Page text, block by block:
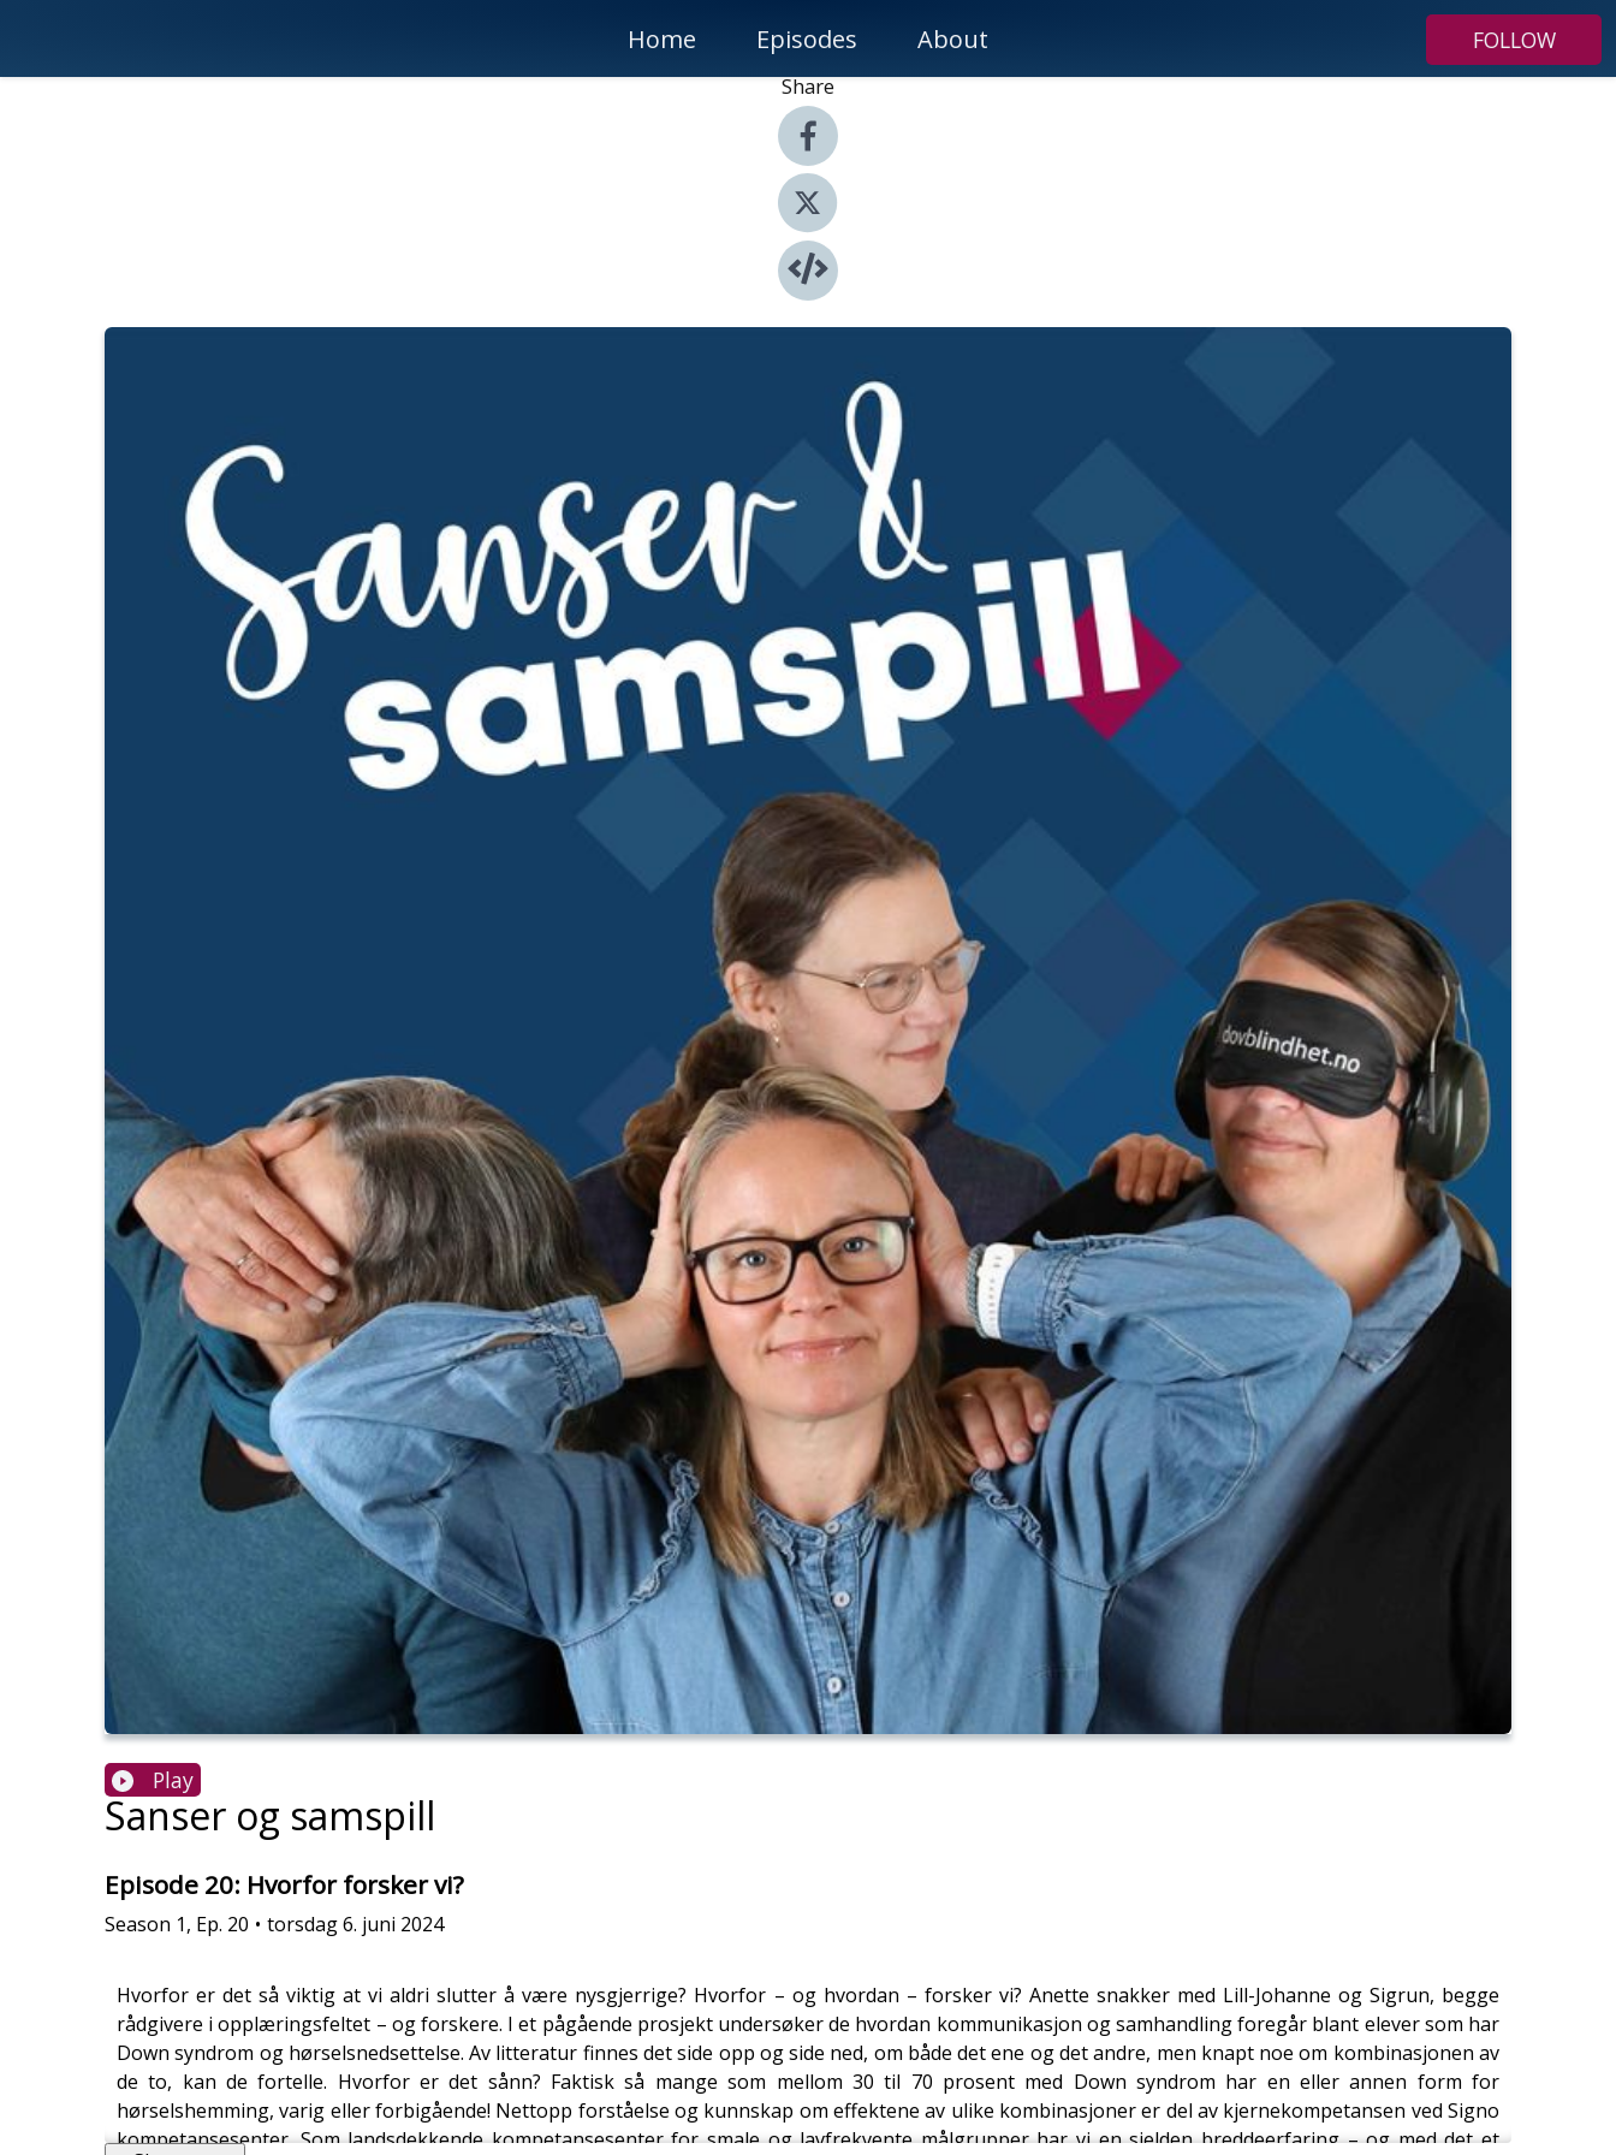
Home Episodes About FOLLOW
Share
Play
Sanser og samspill
Episode 20: Hvorfor forsker vi?
Season 1, Ep. 20 • torsdag 6. juni 2024
Hvorfor er det så viktig at vi aldri slutter å være nysgjerrige? Hvorfor – og hvordan – forsker vi? Anette snakker med Lill-Johanne og Sigrun, begge
rådgivere i opplæringsfeltet – og forskere. I et pågående prosjekt undersøker de hvordan kommunikasjon og samhandling foregår blant elever som har
Down syndrom og hørselsnedsettelse. Av litteratur finnes det side opp og side ned, om både det ene og det andre, men knapt noe om kombinasjonen av
de to, kan de fortelle. Hvorfor er det sånn? Faktisk så mange som mellom 30 til 70 prosent med Down syndrom har en eller annen form for
hørselshemming, varig eller forbigående! Nettopp forståelse og kunnskap om effektene av ulike kombinasjoner er del av kjernekompetansen ved Signo
kompetansesenter. Som landsdekkende kompetansesenter for smale og lavfrekvente målgrupper har vi en sjelden breddeerfaring – og med det et